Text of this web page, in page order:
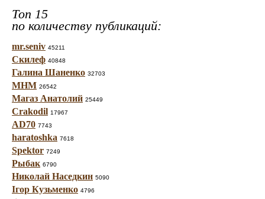
Топ 15
по количеству публикаций:
mr.seniv 45211
Скилеф 40848
Галина Шаненко 32703
МНМ 26542
Магаз Анатолий 25449
Crakodil 17967
AD70 7743
haratoshka 7618
Spektor 7249
Рыбак 6790
Николай Наседкин 5090
Ігор Кузьменко 4796